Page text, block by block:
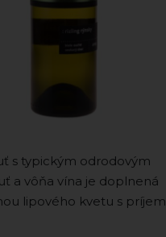
s typickým odrodovým
a vôňa vína je doplnená
lipového kvetu s